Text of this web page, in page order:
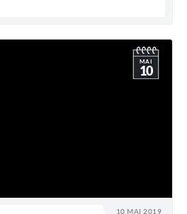
10 MAI 2019
MAI
10